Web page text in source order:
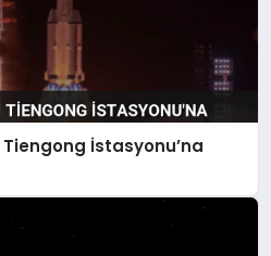
Tiengong İstasyonu’na